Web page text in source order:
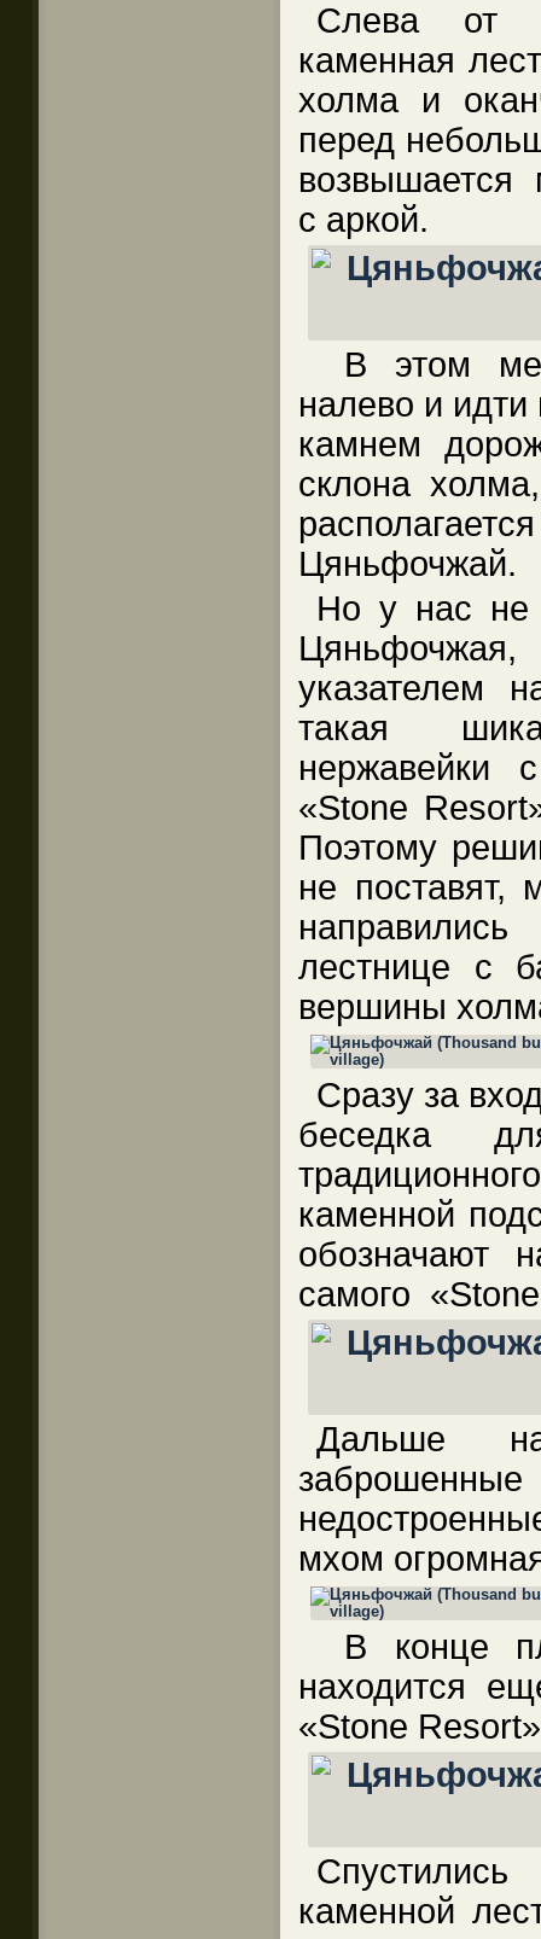
Слева от
каменная
холма и
перед
возвышается
с аркой.
В этом
налево и
камнем
склона
Цяньфочжай.
Но у нас не
указателем
такая
нержавейки
«Stone
Поэтому
не поставят,
лестнице с
вершины
Сразу за
беседка
каменной
обозначают
самого
Дальше
мхом
В конце
находится
«Stone
каменной